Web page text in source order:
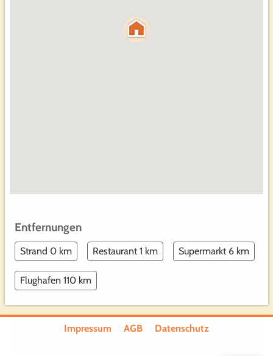
Entfernungen
Strand 0 km Restaurant 1 km Supermarkt 6 km
Flughafen 110 km
Impressum AGB Datenschutz